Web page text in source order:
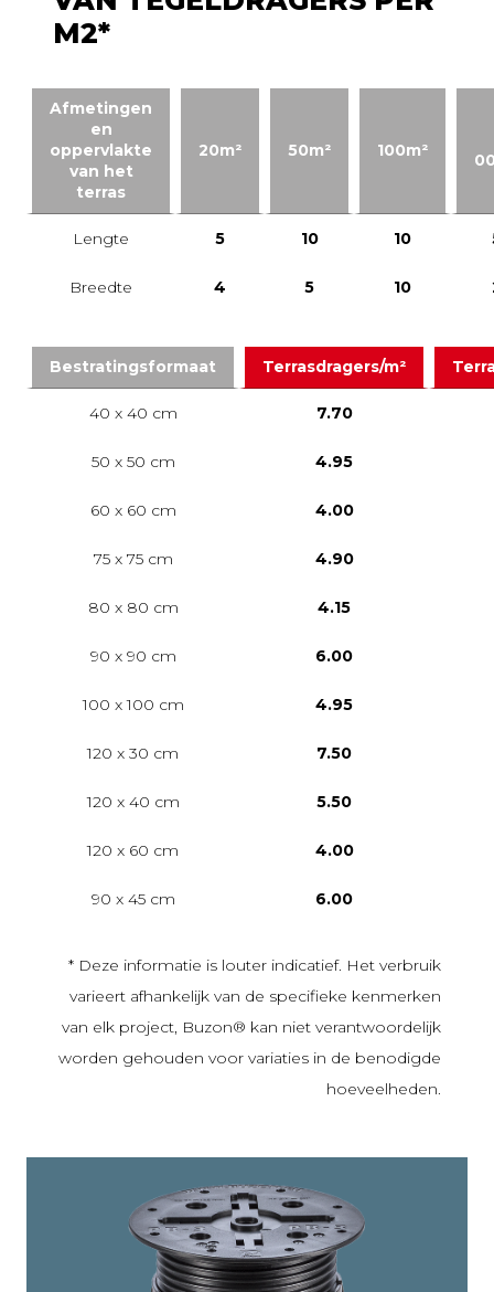
M2*
Afmetingen
en
oppervlakte
van het
terras
20m² 50m² 100m²
Lengte 5 10 10
Breedte 4 5 10
Bestratingsformaat Terrasdragers/m²
40 x 40 cm 7.70
50 x 50 cm 4.95
60 x 60 cm 4.00
75 x 75 cm 4.90
80 x 80 cm 4.15
90 x 90 cm 6.00
100 x 100 cm 4.95
120 x 30 cm 7.50
120 x 40 cm 5.50
120 x 60 cm 4.00
90 x 45 cm 6.00
* Deze informatie is louter indicatief. Het verbruik
varieert afhankelijk van de specifieke kenmerken
van elk project, Buzon® kan niet verantwoordelijk
worden gehouden voor variaties in de benodigde
hoeveelheden.